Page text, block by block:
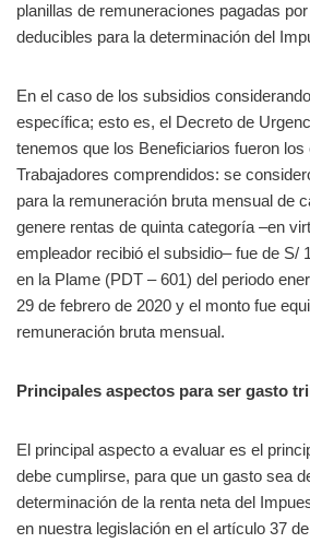
planillas de remuneraciones pagadas
deducibles para la determinación del
En el caso de los subsidios
específica; esto es, el Decreto de
tenemos que los Beneficiarios fueron los
Trabajadores comprendidos: se
para la remuneración bruta mensual de
genere rentas de quinta categoría –en
empleador recibió el subsidio– fue de S/
en la Plame (PDT – 601) del periodo
29 de febrero de 2020 y el monto fue
remuneración bruta mensual.
Principales aspectos para ser gasto
El principal aspecto a evaluar es el
debe cumplirse, para que un gasto sea
determinación de la renta neta del
en nuestra legislación en el artículo 37